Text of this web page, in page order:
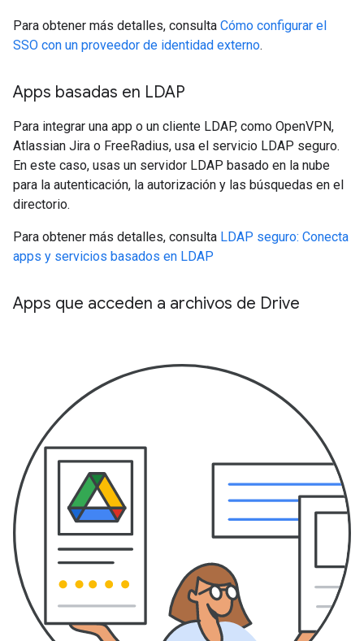
Para obtener más detalles, consulta Cómo configurar el
SSO con un proveedor de identidad externo.
Apps basadas en LDAP
Para integrar una app o un cliente LDAP, como OpenVPN,
Atlassian Jira o FreeRadius, usa el servicio LDAP seguro.
En este caso, usas un servidor LDAP basado en la nube
para la autenticación, la autorización y las búsquedas en el
directorio.
Para obtener más detalles, consulta LDAP seguro: Conecta
apps y servicios basados en LDAP
Apps que acceden a archivos de Drive